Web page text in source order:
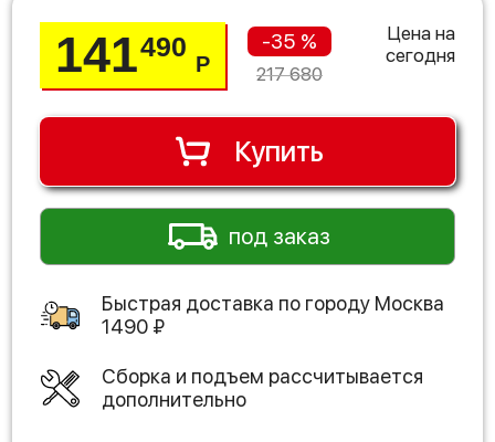
141490
Р
-35 %
217 680
Цена на
сегодня
Купить
под заказ
Быстрая доставка по городу Москва
1490 ₽
Сборка и подъем рассчитывается
дополнительно